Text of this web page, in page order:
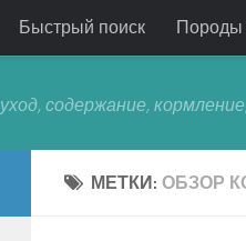
Быстрый поиск Породы
уход, содержание,
МЕТКИ: ОБЗОР